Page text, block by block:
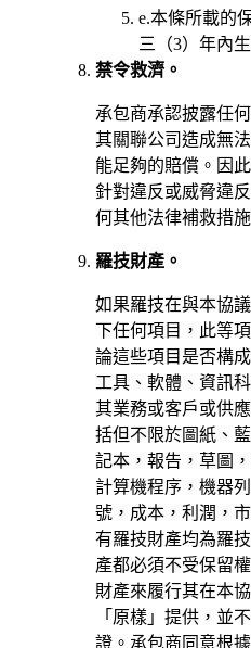
e.本條所載的
三（3）年內生
禁令救濟。
承包商承認披露任
其關聯公司造成無
能足夠的賠償。因
針對違反或威脅違
何其他法律補救措
羅技財產。
如果羅技在與本協
下任何項目，此等
論這些項目是否構
工具、軟體、資訊
其業務或客戶或供
括但不限於圖紙、
記本，報告，草圖
計算機程序，機器
號，成本，利潤，
有羅技財產均為羅
產都必須不受保留
財產來履行其在本
「原樣」提供，並
證。承包商同意根